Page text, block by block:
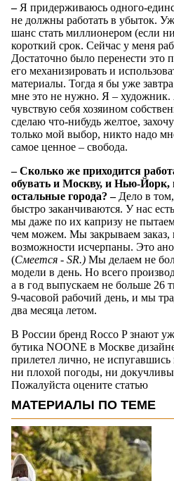
– Я придерживаюсь одного-
не должны работать в убыток.
шанс стать миллионером (если
короткий срок. Сейчас у меня
Достаточно было перенести это
его механизировать и
материалы. Тогда я бы уже
мне это не нужно. Я –
чувствую себя хозяином
сделаю что-нибудь желтое,
только мой выбор, никто надо
самое ценное – свобода.
– Сколько же приходится
обувать и Москву, и Нью-Йорк,
остальные города? –Дело в том,
быстро заканчиваются. У нас
мы даже по их капризу не
чем можем. Мы закрываем заказ,
возможности исчерпаны. Это
(Смеется - SR.) Мы делаем не
модели в день. Но всего
а в год выпускаем не больше 26
9-часовой рабочий день, и мы
два месяца летом.
В России бренд Rocco P знают
бутика NOONE в Москве
прилетел лично, не
ни плохой погоды, ни
Пожалуйста оцените статью
МАТЕРИАЛЫ ПО ТЕМЕ